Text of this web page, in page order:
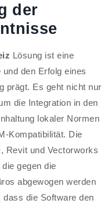
der
Lösung ist eine
den Erfolg eines
prägt. Es geht nicht nur
die Integration in den
lokaler Normen
Kompatibilität. Die
Revit und Vectorworks
gegen die
abgewogen werden
die Software den